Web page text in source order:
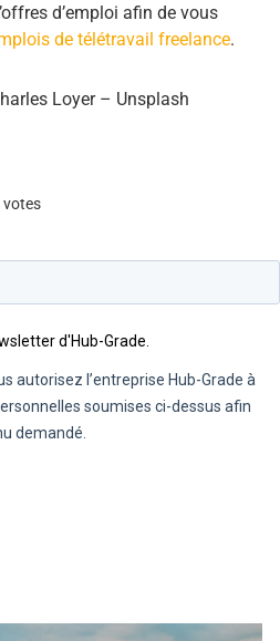
d’emploi afin de vous
de télétravail freelance.
Loyer – Unsplash
votes